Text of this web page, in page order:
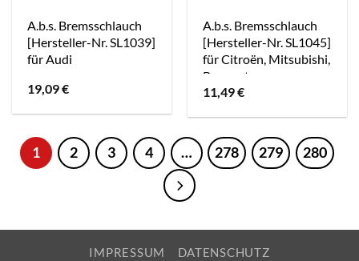
A.b.s. Bremsschlauch
[Hersteller-Nr. SL1039]
für Audi
19,09€
A.b.s. Bremsschlauch
[Hersteller-Nr. SL1045]
für Citroën, Mitsubishi,
Peugeot
11,49€
1 2 3 4 … 278 279 280
IMPRESSUM DATENSCHUTZ